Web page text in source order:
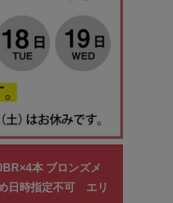
本 ブロンズメ
日時指定不可 エリ